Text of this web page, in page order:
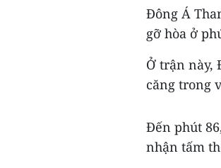
Đông Á
gỡ hòa ở
Ở trận này,
căng trong
Đến phút
nhận tấm